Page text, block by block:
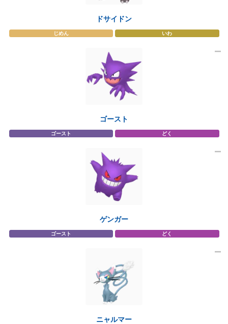
ドサイドン
じめん いわ
ゴースト
ゴースト どく
ゲンガー
ゴースト どく
ニャルマー